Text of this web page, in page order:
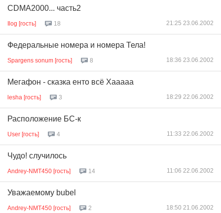
CDMA2000... часть2
Ilog [гость] 18 21:25 23.06.2002
Федеральные номера и номера Тела!
Spargens sonum [гость] 8 18:36 23.06.2002
Мегафон - сказка енто всё Хааааа
lesha [гость] 3 18:29 22.06.2002
Расположение БС-к
User [гость] 4 11:33 22.06.2002
Чудо! случилось
Andrey-NMT450 [гость] 14 11:06 22.06.2002
Уважаемому bubel
Andrey-NMT450 [гость] 2 18:50 21.06.2002